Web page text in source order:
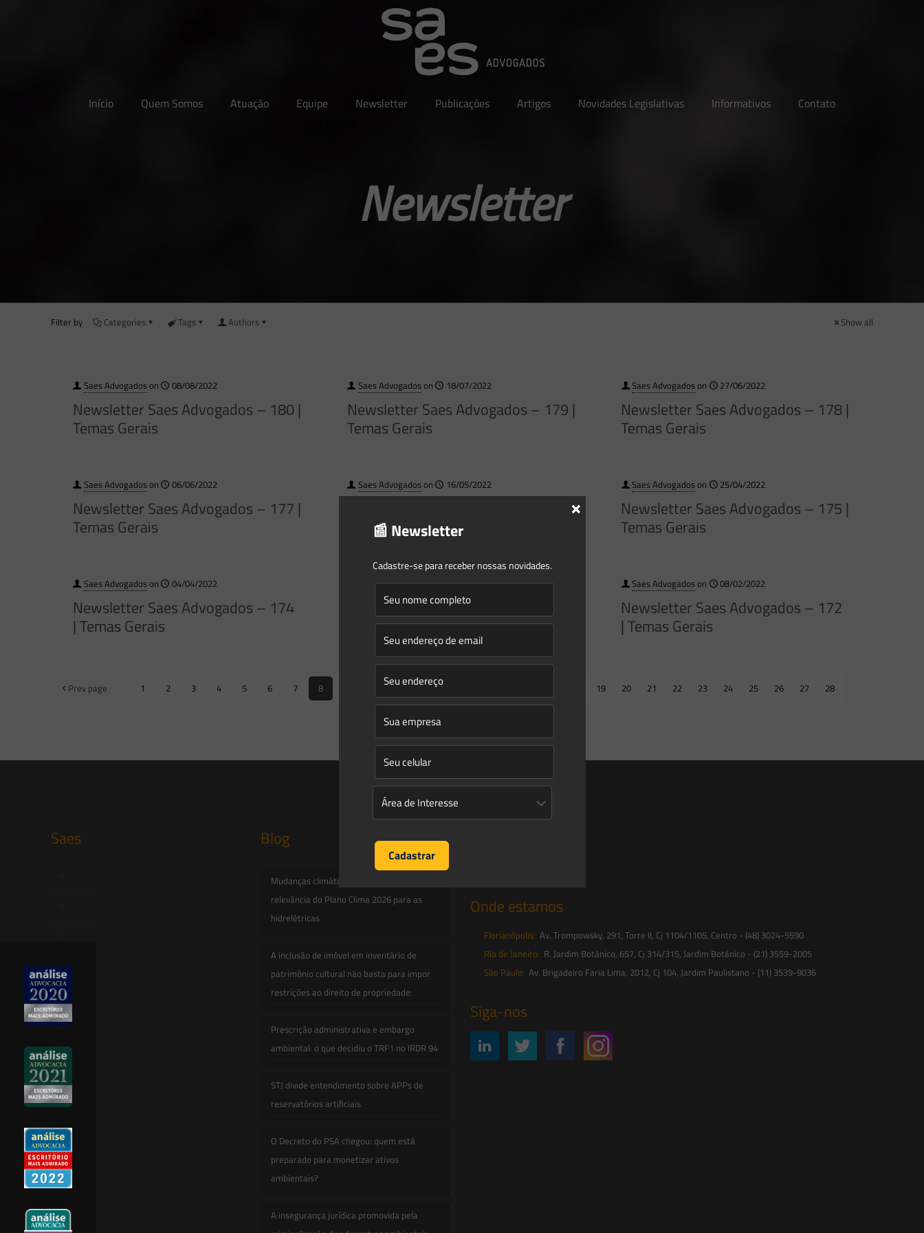
Início Quem Somos Atuação Equipe Newsletter Publicações Artigos Novidades Legislativas Informativos Contato
Newsletter
Filter by Categories Tags Authors Show all
Saes Advogadoson 08/08/2022
Newsletter Saes Advogados – 180 |
Temas Gerais
Saes Advogadoson 18/07/2022
Newsletter Saes Advogados – 179 |
Temas Gerais
Saes Advogadoson 27/06/2022
Newsletter Saes Advogados – 178 |
Temas Gerais
Saes Advogadoson 06/06/2022
Newsletter Saes Advogados – 177 |
Temas Gerais
Saes Advogadoson 16/05/2022
Newsletter Saes Advogados – 176 |
Temas Gerais
Saes Advogadoson 25/04/2022
Newsletter Saes Advogados – 175 |
Temas Gerais
Saes Advogadoson 04/04/2022
Newsletter Saes Advogados – 174
| Temas Gerais
Saes Advogadoson 29/03/2022
Newsletter Saes Advogados – 173
| Temas Gerais
Saes Advogadoson 08/02/2022
Newsletter Saes Advogados – 172
| Temas Gerais
Prev page 1 2 3 4 5 6 7 8 11 12 19 20 21 22 23 24 25 26 27 28
Next page
Saes Blog
Mudanças climáticas, risco operacional e a
relevância do Plano Clima 2026 para as
hidrelétricas
A inclusão de imóvel em inventário de
patrimônio cultural não basta para impor
restrições ao direito de propriedade:
Prescrição administrativa e embargo
ambiental: o que decidiu o TRF1 no IRDR 94
STJ divide entendimento sobre APPs de
reservatórios artificiais
O Decreto do PSA chegou: quem está
preparado para monetizar ativos
ambientais?
A insegurança jurídica promovida pela
Onde estamos
Florianópolis: Av. Trompowsky, 291, Torre II, Cj 1104/1105, Centro - (48) 3024-5590
Rio de Janeiro: R. Jardim Botânico, 657, Cj 314/315, Jardim Botânico - (21) 3559-2005
São Paulo: Av. Brigadeiro Faria Lima, 2012, Cj 104, Jardim Paulistano - (11) 3539-9036
Siga-nos
📰 Newsletter
Cadastre-se para receber nossas novidades.
×